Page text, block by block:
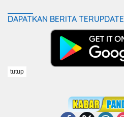
DAPATKAN BERITA TERUPDATE
tutup